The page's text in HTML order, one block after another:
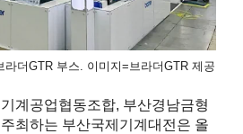
더GTR 부스. 이미지=브라더GTR 제공
계공업협동조합, 부산경남금형
최하는 부산국제기계대전은 올